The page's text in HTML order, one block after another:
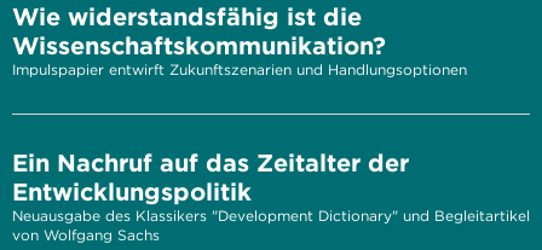
Wie widerstandsfähig ist die
Wissenschaftskommunikation?
Impulspapier entwirft Zukunftszenarien und Handlungsoptionen
Ein Nachruf auf das Zeitalter der
Entwicklungspolitik
Neuausgabe des Klassikers "Development Dictionary" und Begleitartikel
von Wolfgang Sachs